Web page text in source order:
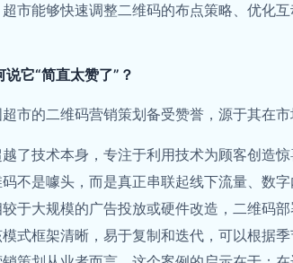
市能够快速调整二维码的布点策略、优化
它“简直太赞了”？
市的二维码营销策划备受赞誉，源于其在
越了技术本身，专注于利用技术为顾客创造
码不是噱头，而是真正串联起线下流量、数
较于大规模的广告投放或硬件改造，二维码
模式框架清晰，易于复制和迭代，可以根据